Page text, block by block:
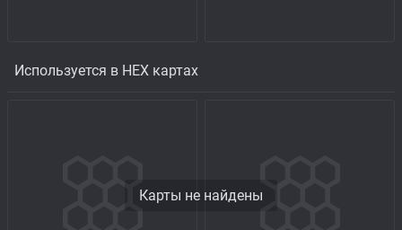
Используется в HEX картах
Карты не найдены